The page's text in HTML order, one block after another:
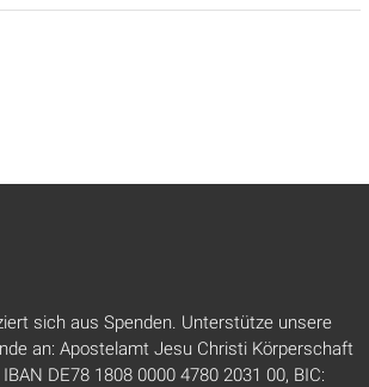
sich aus Spenden. Unterstütze unsere
an: Apostelamt Jesu Christi Körperschaft
DE78 1808 0000 4780 2031 00, BIC: